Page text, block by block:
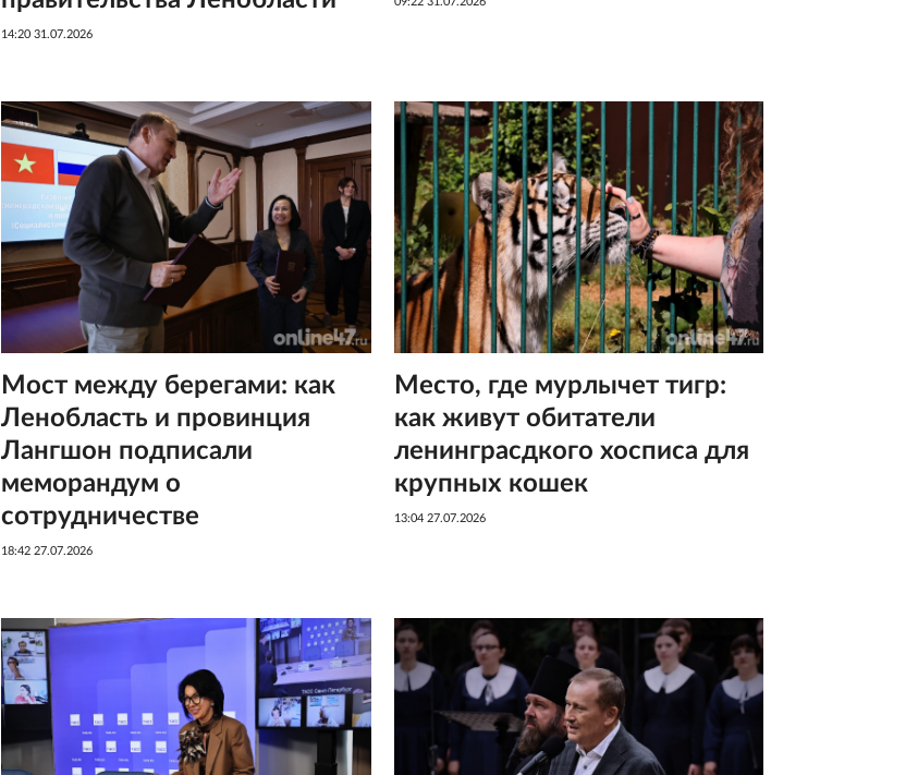
14:20 31.07.2026
Мост между берегами: как
Ленобласть и провинция
Лангшон подписали
меморандум о
сотрудничестве
18:42 27.07.2026
Место, где мурлычет тигр:
как живут обитатели
ленинграсдкого хосписа для
крупных кошек
13:04 27.07.2026